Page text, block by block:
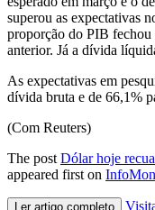
superou as expectativas
proporção do PIB fechou
anterior. Já a dívida
As expectativas em
dívida bruta e de 66,1%
(Com Reuters)
The post Dólar hoje
appeared first on
Ler artigo completo